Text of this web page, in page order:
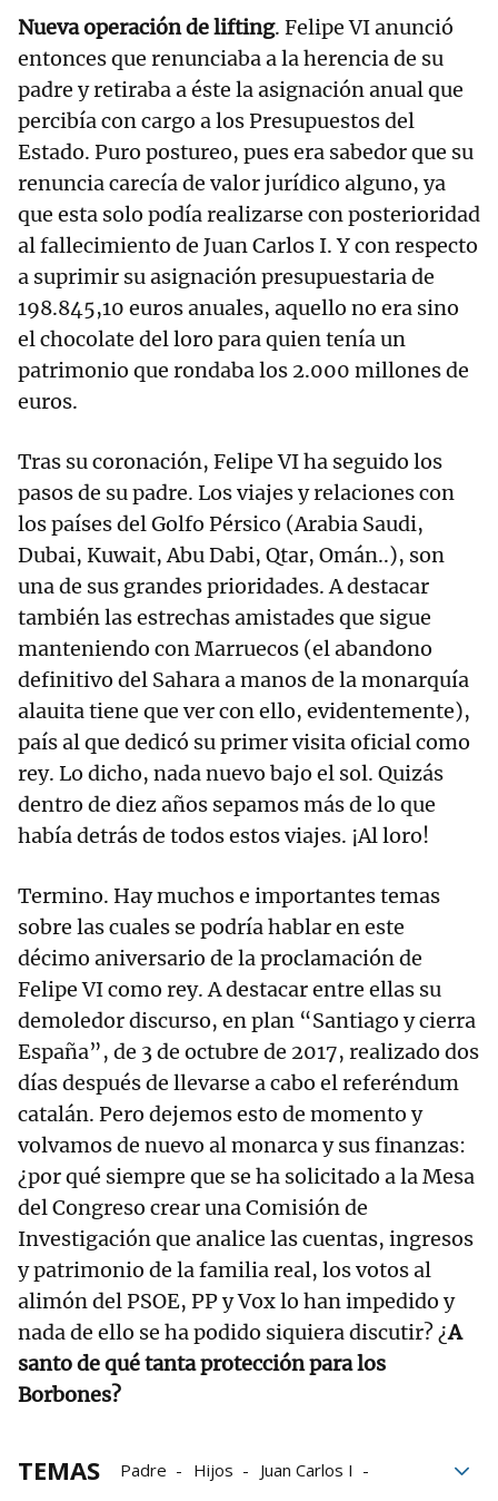
Nueva operación de lifting. Felipe VI anunció
entonces que renunciaba a la herencia de su
padre y retiraba a éste la asignación anual que
percibía con cargo a los Presupuestos del
Estado. Puro postureo, pues era sabedor que su
renuncia carecía de valor jurídico alguno, ya
que esta solo podía realizarse con posterioridad
al fallecimiento de Juan Carlos I. Y con respecto
a suprimir su asignación presupuestaria de
198.845,10 euros anuales, aquello no era sino
el chocolate del loro para quien tenía un
patrimonio que rondaba los 2.000 millones de
euros.
Tras su coronación, Felipe VI ha seguido los
pasos de su padre. Los viajes y relaciones con
los países del Golfo Pérsico (Arabia Saudi,
Dubai, Kuwait, Abu Dabi, Qtar, Omán..), son
una de sus grandes prioridades. A destacar
también las estrechas amistades que sigue
manteniendo con Marruecos (el abandono
definitivo del Sahara a manos de la monarquía
alauita tiene que ver con ello, evidentemente),
país al que dedicó su primer visita oficial como
rey. Lo dicho, nada nuevo bajo el sol. Quizás
dentro de diez años sepamos más de lo que
había detrás de todos estos viajes. ¡Al loro!
Termino. Hay muchos e importantes temas
sobre las cuales se podría hablar en este
décimo aniversario de la proclamación de
Felipe VI como rey. A destacar entre ellas su
demoledor discurso, en plan “Santiago y cierra
España”, de 3 de octubre de 2017, realizado dos
días después de llevarse a cabo el referéndum
catalán. Pero dejemos esto de momento y
volvamos de nuevo al monarca y sus finanzas:
¿por qué siempre que se ha solicitado a la Mesa
del Congreso crear una Comisión de
Investigación que analice las cuentas, ingresos
y patrimonio de la familia real, los votos al
alimón del PSOE, PP y Vox lo han impedido y
nada de ello se ha podido siquiera discutir? ¿A
santo de qué tanta protección para los
Borbones?
TEMAS Padre Hijos
Juan Carlos I